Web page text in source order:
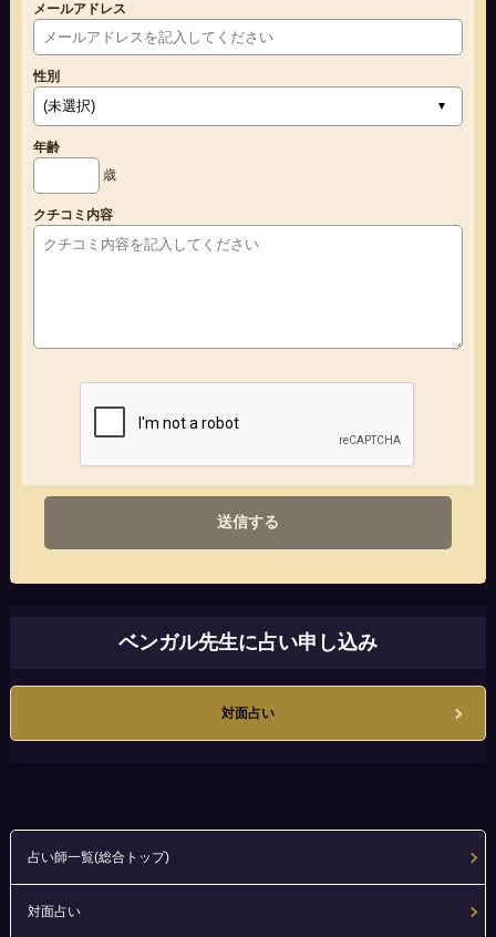
メールアドレス
性別
年齢
歳
クチコミ内容
送信する
ベンガル先生に占い申し込み
対面占い
占い師一覧(総合トップ)
対面占い